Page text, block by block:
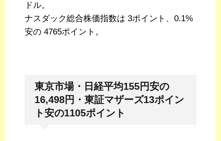
ドル。
ナスダック総合株価指数は 3ポイント、0.1%
安の 4765ポイント。
東京市場・日経平均155円安の
16,498円・東証マザーズ13ポイン
ト安の1105ポイント